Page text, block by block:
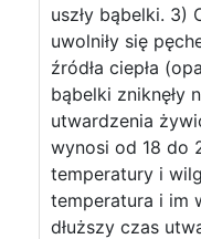
uszły bąbelki. 3)
uwolniły się
źródła ciepła
bąbelki zniknęły
utwardzenia
wynosi od 18 do
temperatury i
temperatura i im
dłuższy czas